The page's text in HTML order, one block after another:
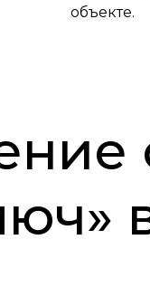
объекте.